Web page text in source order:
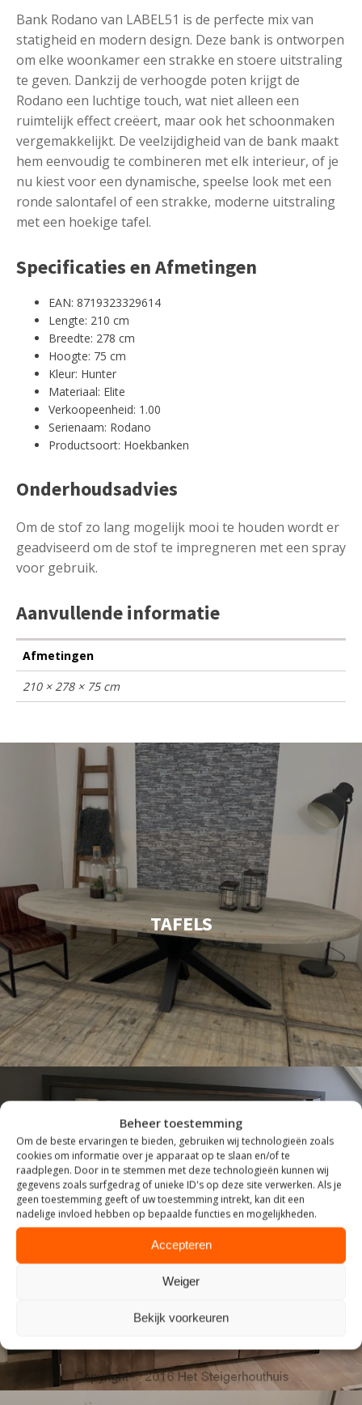
Beheer toestemming
Om de beste ervaringen te bieden, gebruiken wij technologieën zoals
cookies om informatie over je apparaat op te slaan en/of te
raadplegen. Door in te stemmen met deze technologieën kunnen wij
gegevens zoals surfgedrag of unieke ID's op deze site verwerken. Als je
geen toestemming geeft of uw toestemming intrekt, kan dit een
nadelige invloed hebben op bepaalde functies en mogelijkheden.
Accepteren
Weiger
Bekijk voorkeuren
Bank Rodano van LABEL51 is de perfecte mix van
statigheid en modern design. Deze bank is ontworpen
om elke woonkamer een strakke en stoere uitstraling
te geven. Dankzij de verhoogde poten krijgt de
Rodano een luchtige touch, wat niet alleen een
ruimtelijk effect creëert, maar ook het schoonmaken
vergemakkelijkt. De veelzijdigheid van de bank maakt
hem eenvoudig te combineren met elk interieur, of je
nu kiest voor een dynamische, speelse look met een
ronde salontafel of een strakke, moderne uitstraling
met een hoekige tafel.
Specificaties en Afmetingen
EAN: 8719323329614
Lengte: 210 cm
Breedte: 278 cm
Hoogte: 75 cm
Kleur: Hunter
Materiaal: Elite
Verkoopeenheid: 1.00
Serienaam: Rodano
Productsoort: Hoekbanken
Onderhoudsadvies
Om de stof zo lang mogelijk mooi te houden wordt er
geadviseerd om de stof te impregneren met een spray
voor gebruik.
Aanvullende informatie
Afmetingen
210 × 278 × 75 cm
TAFELS
INDUSTRIEEL